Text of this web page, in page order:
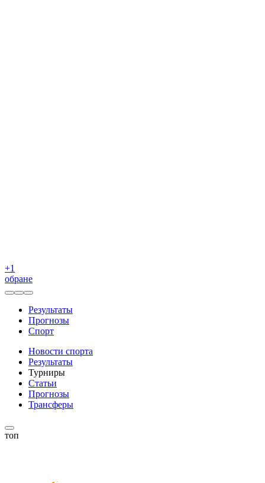
+1
обране
Результаты
Прогнозы
Спорт
Новости спорта
Результаты
Турниры
Статьи
Прогнозы
Трансферы
топ